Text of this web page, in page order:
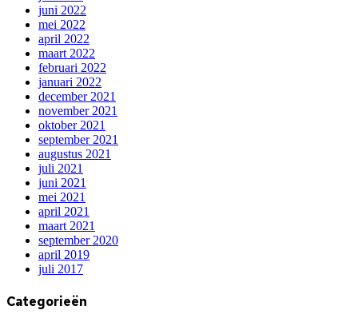
juni 2022
mei 2022
april 2022
maart 2022
februari 2022
januari 2022
december 2021
november 2021
oktober 2021
september 2021
augustus 2021
juli 2021
juni 2021
mei 2021
april 2021
maart 2021
september 2020
april 2019
juli 2017
Categorieën